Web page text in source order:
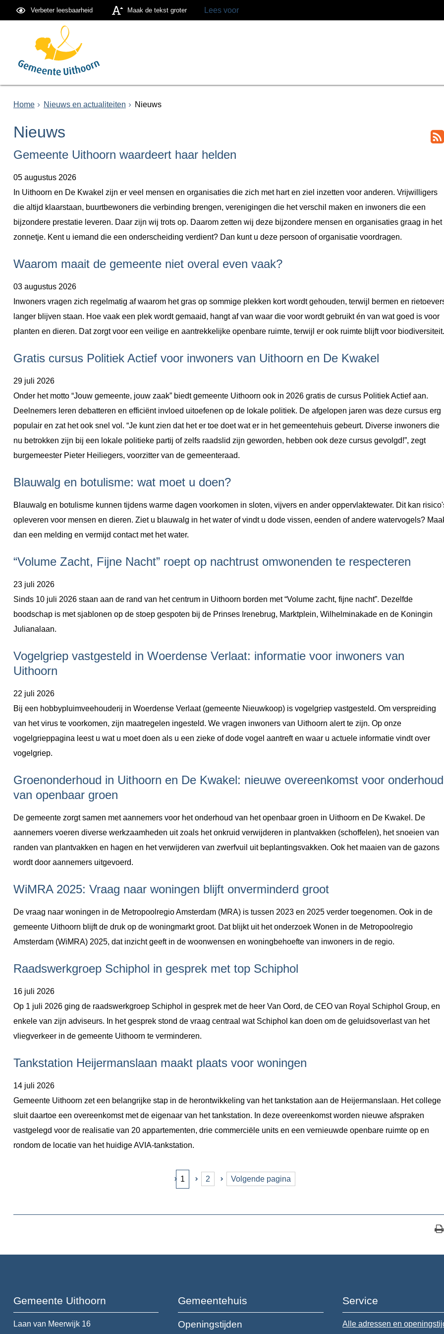
Verbeter leesbaarheid Maak de tekst groter Lees voor
Home Nieuws en actualiteiten Nieuws
Nieuws
Gemeente Uithoorn waardeert haar helden
05 augustus 2026
In Uithoorn en De Kwakel zijn er veel mensen en organisaties die zich met hart en ziel inzetten voor anderen. Vrijwilligers
die altijd klaarstaan, buurtbewoners die verbinding brengen, verenigingen die het verschil maken en inwoners die een
bijzondere prestatie leveren. Daar zijn wij trots op. Daarom zetten wij deze bijzondere mensen en organisaties graag in het
zonnetje. Kent u iemand die een onderscheiding verdient? Dan kunt u deze persoon of organisatie voordragen.
Waarom maait de gemeente niet overal even vaak?
03 augustus 2026
Inwoners vragen zich regelmatig af waarom het gras op sommige plekken kort wordt gehouden, terwijl bermen en
langer blijven staan. Hoe vaak een plek wordt gemaaid, hangt af van waar die voor wordt gebruikt én van wat goed is voor
planten en dieren. Dat zorgt voor een veilige en aantrekkelijke openbare ruimte, terwijl er ook ruimte blijft voor biodiversiteit.
Gratis cursus Politiek Actief voor inwoners van Uithoorn en De Kwakel
29 juli 2026
Onder het motto “Jouw gemeente, jouw zaak” biedt gemeente Uithoorn ook in 2026 gratis de cursus Politiek Actief aan.
Deelnemers leren debatteren en efficiënt invloed uitoefenen op de lokale politiek. De afgelopen jaren was deze cursus erg
populair en zat het ook snel vol. “Je kunt zien dat het er toe doet wat er in het gemeentehuis gebeurt. Diverse inwoners die
nu betrokken zijn bij een lokale politieke partij of zelfs raadslid zijn geworden, hebben ook deze cursus gevolgd!”, zegt
burgemeester Pieter Heiliegers, voorzitter van de gemeenteraad.
Blauwalg en botulisme: wat moet u doen?
Blauwalg en botulisme kunnen tijdens warme dagen voorkomen in sloten, vijvers en ander oppervlaktewater. Dit kan
opleveren voor mensen en dieren. Ziet u blauwalg in het water of vindt u dode vissen, eenden of andere watervogels?
dan een melding en vermijd contact met het water.
“Volume Zacht, Fijne Nacht” roept op nachtrust omwonenden te respecteren
23 juli 2026
Sinds 10 juli 2026 staan aan de rand van het centrum in Uithoorn borden met “Volume zacht, fijne nacht”. Dezelfde
boodschap is met sjablonen op de stoep gespoten bij de Prinses Irenebrug, Marktplein, Wilhelminakade en de Koningin
Julianalaan.
Vogelgriep vastgesteld in Woerdense Verlaat: informatie voor inwoners van
Uithoorn
22 juli 2026
Bij een hobbypluimveehouderij in Woerdense Verlaat (gemeente Nieuwkoop) is vogelgriep vastgesteld. Om verspreiding
van het virus te voorkomen, zijn maatregelen ingesteld. We vragen inwoners van Uithoorn alert te zijn. Op onze
vogelgrieppagina leest u wat u moet doen als u een zieke of dode vogel aantreft en waar u actuele informatie vindt over
vogelgriep.
Groenonderhoud in Uithoorn en De Kwakel: nieuwe overeenkomst voor onderhoud
van openbaar groen
De gemeente zorgt samen met aannemers voor het onderhoud van het openbaar groen in Uithoorn en De Kwakel. De
aannemers voeren diverse werkzaamheden uit zoals het onkruid verwijderen in plantvakken (schoffelen), het snoeien van
randen van plantvakken en hagen en het verwijderen van zwerfvuil uit beplantingsvakken. Ook het maaien van de gazons
wordt door aannemers uitgevoerd.
WiMRA 2025: Vraag naar woningen blijft onverminderd groot
De vraag naar woningen in de Metropoolregio Amsterdam (MRA) is tussen 2023 en 2025 verder toegenomen. Ook in de
gemeente Uithoorn blijft de druk op de woningmarkt groot. Dat blijkt uit het onderzoek Wonen in de Metropoolregio
Amsterdam (WiMRA) 2025, dat inzicht geeft in de woonwensen en woningbehoefte van inwoners in de regio.
Raadswerkgroep Schiphol in gesprek met top Schiphol
16 juli 2026
Op 1 juli 2026 ging de raadswerkgroep Schiphol in gesprek met de heer Van Oord, de CEO van Royal Schiphol Group, en
enkele van zijn adviseurs. In het gesprek stond de vraag centraal wat Schiphol kan doen om de geluidsoverlast van het
vliegverkeer in de gemeente Uithoorn te verminderen.
Tankstation Heijermanslaan maakt plaats voor woningen
14 juli 2026
Gemeente Uithoorn zet een belangrijke stap in de herontwikkeling van het tankstation aan de Heijermanslaan. Het college
sluit daartoe een overeenkomst met de eigenaar van het tankstation. In deze overeenkomst worden nieuwe afspraken
vastgelegd voor de realisatie van 20 appartementen, drie commerciële units en een vernieuwde openbare ruimte op en
rondom de locatie van het huidige AVIA-tankstation.
1 2 Volgende pagina
Gemeente Uithoorn
Laan van Meerwijk 16
Gemeentehuis
Openingstijden
Service
Alle adressen en